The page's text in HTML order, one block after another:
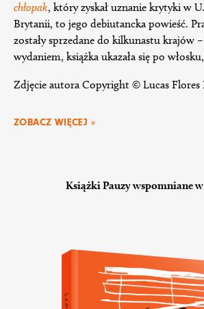
chłopak, który zyskał uznanie krytyki w
Brytanii, to jego debiutancka powieść.
zostały sprzedane do kilkunastu krajów
wydaniem, książka ukazała się po
Zdjęcie autora Copyright © Lucas Flores
ZOBACZ WIĘCEJ »
Książki Pauzy wspomniane